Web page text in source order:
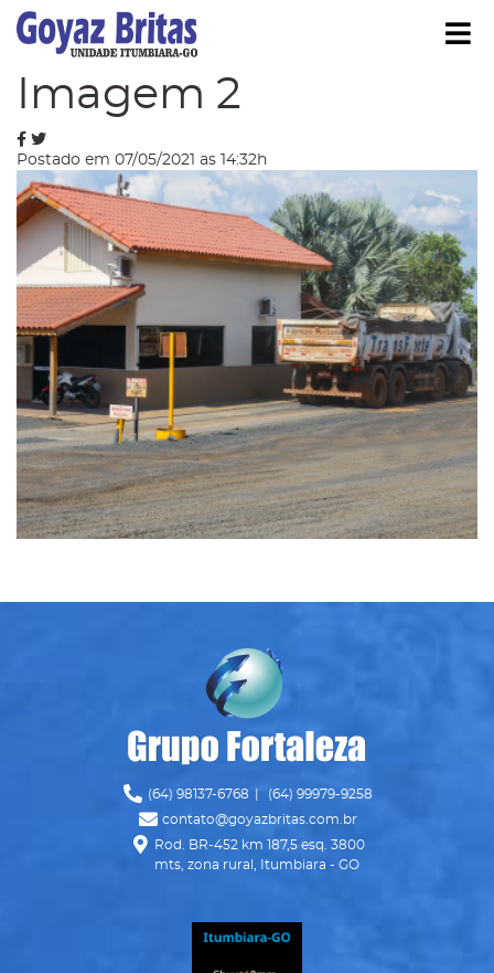
Ocultar Submenu
Blog
Imagem 2
Postado em 07/05/2021 as 14:32h
Ícone Telefone
(64) 98137-6768 (64) 99979-9258
Ícone Envelope
contato@goyazbritas.com.br
Ícone Mapa
Rod. BR-452 km 187,5 esq. 3800
mts, zona rural, Itumbiara - GO